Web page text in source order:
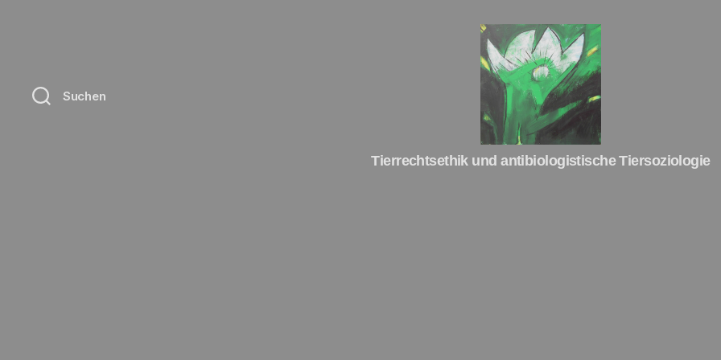
Tierrechte
Tierrechtsethik und antibiologistische Tiersoziologie
Suchen